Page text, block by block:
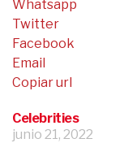
Celebrities
junio 21, 2022
Whatsapp
Twitter
Facebook
Email
Copiar url